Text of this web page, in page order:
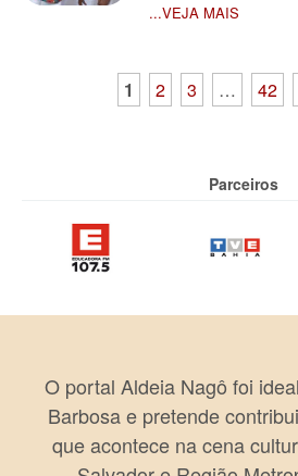
...VEJA MAIS
Paginação
1 2 3 … 42
Parceiros
O portal Aldeia Nagô foi
Barbosa e pretende
que acontece na cena